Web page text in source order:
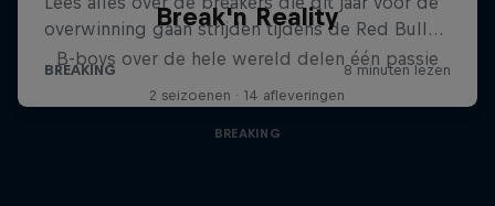
Break'n Reality
B-boys over de hele wereld delen één passie
2 seizoenen · 14 afleveringen
BREAKING